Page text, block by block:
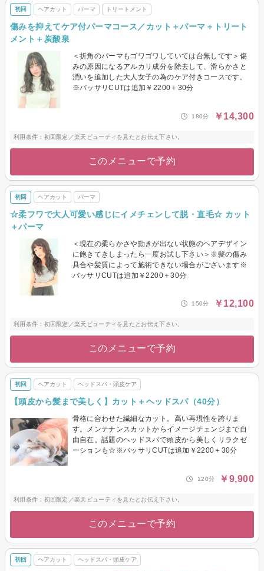
初回 ヘアカット パーマ トリートメント
傷みを抑えてケア付パーマコース／カット＋パーマ＋トリート
メント＋炭酸泉
＜折角のパーマもゴワゴワしていては台無しです＞傷
みの原因になるアルカリ成分を除去して、滑らかさと
潤いを追加した大人女子の為のケア付きコースです。
※バッサリCUTは追加￥2200＋30分
180分 ￥14,300
利用条件：初回限定／楽天ビューティを見たとお伝え下さい。
このメニューで予約
初回 ヘアカット パーマ
☆柔フワで大人可愛い感じにイメチェンして脱・直毛☆ カット
＋パーマ
＜現在の柔らかさや動きが出ない状態のヘアデザイン
に飽きてきしまったら一度お試し下さい＞※髪の傷み
具合や髪質によって施術できない場合がございます※
バッサリCUTは追加￥2200＋30分
150分 ￥12,100
利用条件：初回限定／楽天ビューティを見たとお伝え下さい。
このメニューで予約
初回 ヘアカット ヘッドスパ・頭皮ケア
【頭皮から髪まで美しく】カット＋ヘッドスパ（40分）
骨格に合わせた繊細なカット。高い再現性を誇りま
す。メンテナンスカットからイメージチェンジまで自
由自在。話題のヘッドスパで頭皮から美しくリラクゼ
ーションも☆※バッサリCUTは追加￥2200＋30分
120分 ￥9,900
利用条件：初回限定／楽天ビューティを見たとお伝え下さい。
このメニューで予約
初回 ヘアカット ヘッドスパ・頭皮ケア